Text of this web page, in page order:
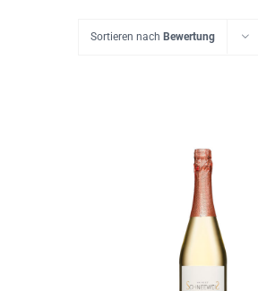
Sortieren nach Bewertung
Details